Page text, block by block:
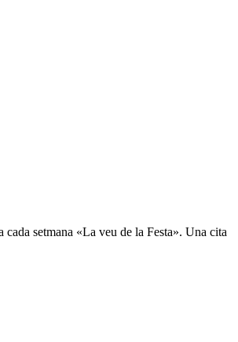
setmana «La veu de la Festa». Una cita